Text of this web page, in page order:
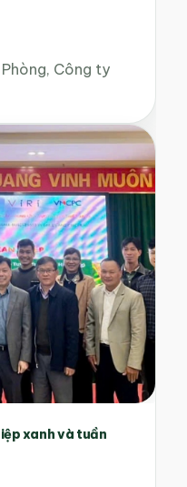
Công ty
xanh và tuần